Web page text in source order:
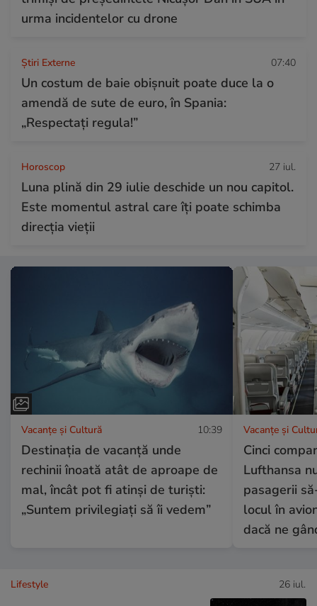
urma incidentelor cu drone
Știri Externe 07:40
Un costum de baie obișnuit poate duce la o
amendă de sute de euro, în Spania:
„Respectați regula!”
Horoscop 27 iul.
Luna plină din 29 iulie deschide un nou capitol.
Este momentul astral care îți poate schimba
direcția vieții
Vacanțe și Cultură 10:39
Destinația de vacanță unde
rechinii înoată atât de aproape de
mal, încât pot fi atinși de turiști:
„Suntem privilegiați să îi vedem”
Vacanțe și
Cinci
Lufthansa
pasagerii
locul în
dacă ne
Lifestyle 26 iul.